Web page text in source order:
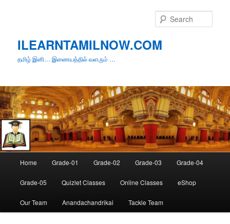
ILEARNTAMILNOW.COM
தமிழ் இனி… இணையத்தில் வளரும் …
Home Grade-01 Grade-02 Grade-03 Grade-04
Grade-05 Quizlet Classes Online Classes eShop
Our Team Anandachandrikai Tackle Team